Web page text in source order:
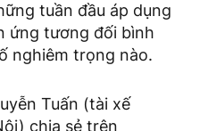
tuần đầu áp dụng
ứng tương đối bình
nghiêm trọng nào.
Tuấn (tài xế
chia sẻ trên